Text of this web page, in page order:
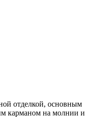
отделкой, основным
карманом на молнии и